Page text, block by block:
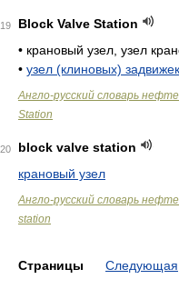
19
Block Valve Station
• крановый узел, узел
• узел (клиновых) задвижек
Англо-русский словарь
Station
20
block valve station
крановый узел
Англо-русский словарь
station
Страницы Следующая